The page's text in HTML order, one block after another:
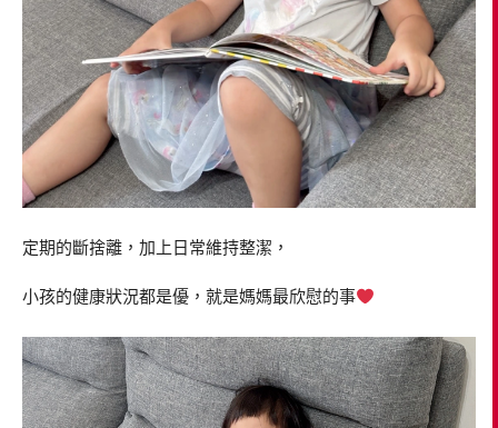
定期的斷捨離，加上日常維持整潔，
小孩的健康狀況都是優，就是媽媽最欣慰的事